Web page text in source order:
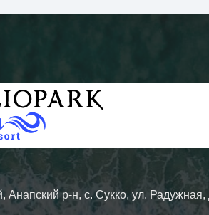
Анапский р-н, с. Сукко, ул. Радужная,